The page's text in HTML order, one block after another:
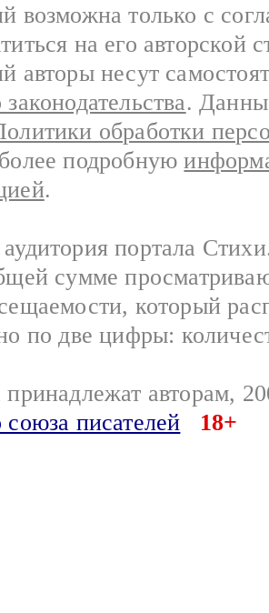
возможна только с
на его авторской
авторы несут
.
обработки
подробную
.
портала
сумме
который
по две цифры:
авторам,
союза писателей
18+